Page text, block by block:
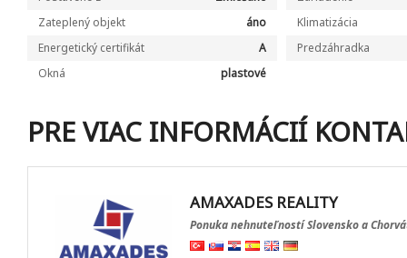
Zateplený objekt
áno
Klimatizácia
Energetický certifikát
A
Predzáhradka
Okná
plastové
PRE VIAC INFORMÁCIÍ
AMAXADES REALITY
Ponuka nehnuteľností Slovensko a